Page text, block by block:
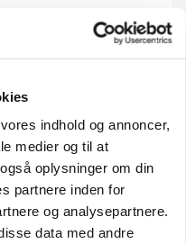
indhold og annoncer,
medier og til at
oplysninger om din
partnere inden for
og analysepartnere.
data med andre